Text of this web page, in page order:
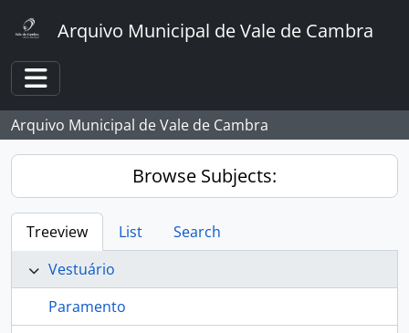
Arquivo Municipal de Vale de Cambra
Toggle navigation
Arquivo Municipal de Vale de Cambra
Browse Subjects:
Treeview List
Search
Vestuário
Paramento